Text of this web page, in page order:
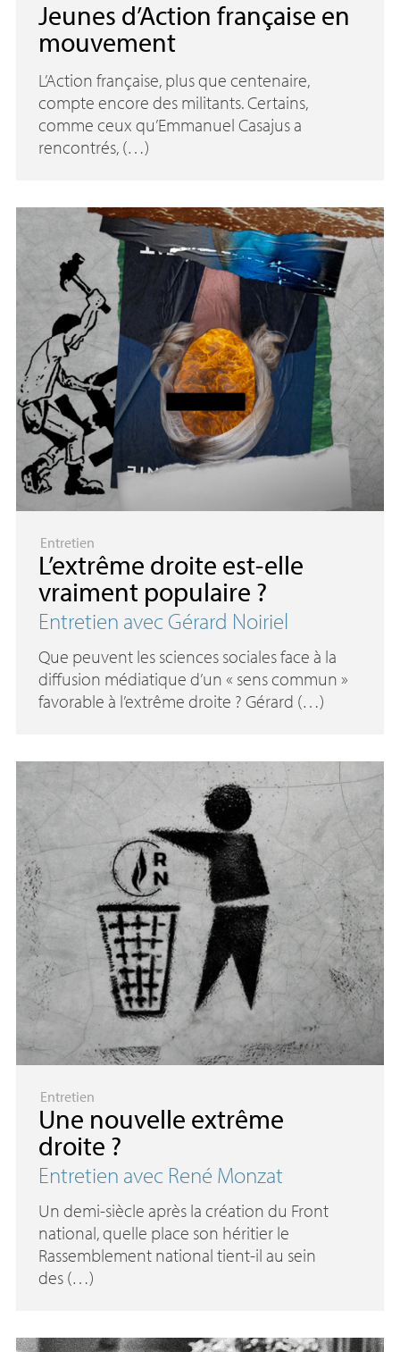
Jeunes d’Action française en
mouvement
L’Action française, plus que centenaire,
compte encore des militants. Certains,
comme ceux qu’Emmanuel Casajus a
rencontrés, (…)
Entretien
L’extrême droite est-elle
vraiment populaire ?
Entretien avec Gérard Noiriel
Que peuvent les sciences sociales face à la
diffusion médiatique d’un « sens commun »
favorable à l’extrême droite ? Gérard (…)
Entretien
Une nouvelle extrême
droite ?
Entretien avec René Monzat
Un demi-siècle après la création du Front
national, quelle place son héritier le
Rassemblement national tient-il au sein
des (…)